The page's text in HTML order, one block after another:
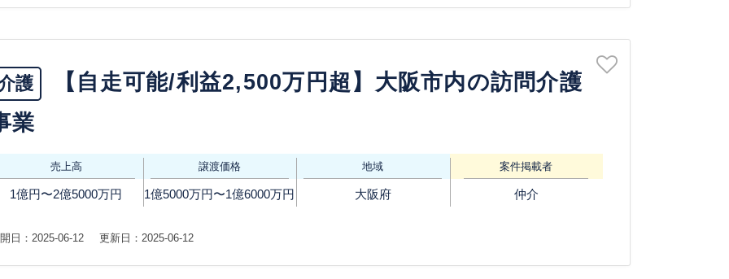
護
【自走可能/利益2,500万円超】大阪市内の訪問介護
業
売上高
1億円〜2億5000万円
譲渡価格
1億5000万円〜1億6000万円
地域
大阪府
案件掲載者
仲介
日：2025-06-12 更新日：2025-06-12